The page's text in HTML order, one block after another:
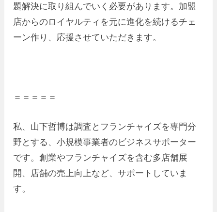
題解決に取り組んでいく必要があります。加盟
店からのロイヤルティを元に進化を続けるチェ
ーン作り、応援させていただきます。
＝＝＝＝＝
私、山下哲博は調査とフランチャイズを専門分
野とする、小規模事業者のビジネスサポーター
です。創業やフランチャイズを含む多店舗展
開、店舗の売上向上など、サポートしていま
す。